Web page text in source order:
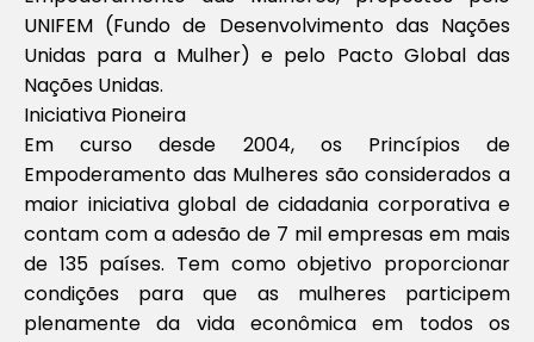
UNIFEM (Fundo de Desenvolvimento das Nações
Unidas para a Mulher) e pelo Pacto Global das
Nações Unidas.
Iniciativa Pioneira
Em curso desde 2004, os Princípios de
Empoderamento das Mulheres são considerados a
maior iniciativa global de cidadania corporativa e
contam com a adesão de 7 mil empresas em mais
de 135 países. Tem como objetivo proporcionar
condições para que as mulheres participem
plenamente da vida econômica em todos os